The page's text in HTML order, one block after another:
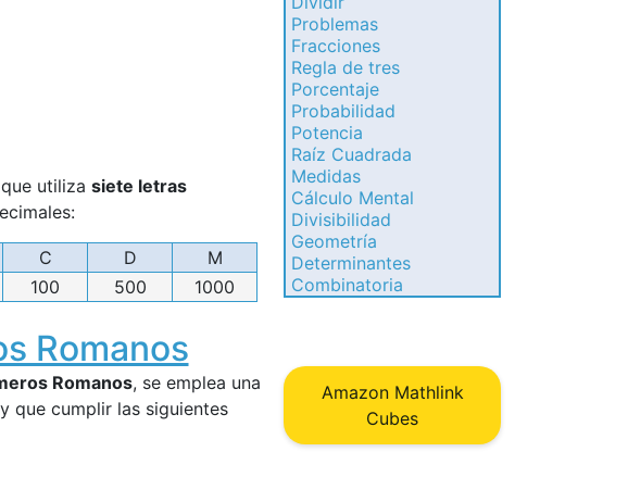
utiliza siete letras
C D
M
100 500 1000
Romanos
Romanos, se emplea una
que cumplir las siguientes
Problemas
Fracciones
Regla de tres
Porcentaje
Probabilidad
Potencia
Raíz Cuadrada
Medidas
Cálculo Mental
Divisibilidad
Geometría
Determinantes
Combinatoria
Amazon Mathlink
Cubes